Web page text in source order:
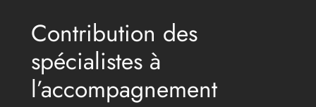
Contribution des
spécialistes à
l’accompagnement